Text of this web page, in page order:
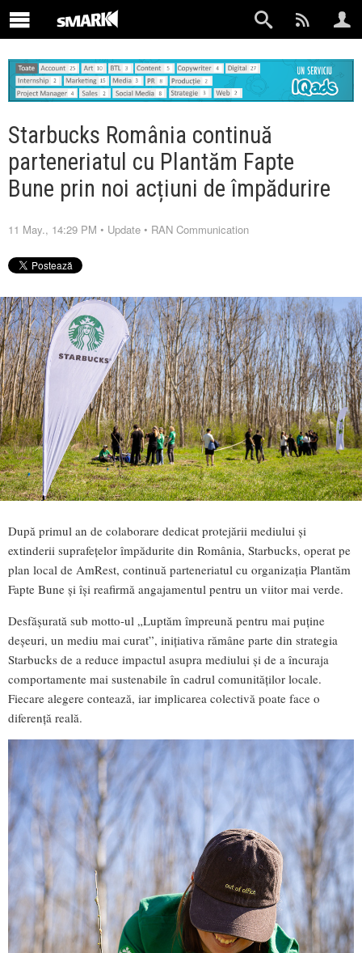
Starbucks România continuă
parteneriatul cu Plantăm Fapte
Bune prin noi acțiuni de împădurire
11 May., 14:29 PM • Update • RAN Communication
După primul an de colaborare dedicat protejării mediului și
extinderii suprafețelor împădurite din România, Starbucks, operat pe
plan local de AmRest, continuă parteneriatul cu organizația Plantăm
Fapte Bune și își reafirmă angajamentul pentru un viitor mai verde.
Desfășurată sub motto-ul „Luptăm împreună pentru mai puține
deșeuri, un mediu mai curat”, inițiativa rămâne parte din strategia
Starbucks de a reduce impactul asupra mediului și de a încuraja
comportamente mai sustenabile în cadrul comunităților locale.
Fiecare alegere contează, iar implicarea colectivă poate face o
diferență reală.